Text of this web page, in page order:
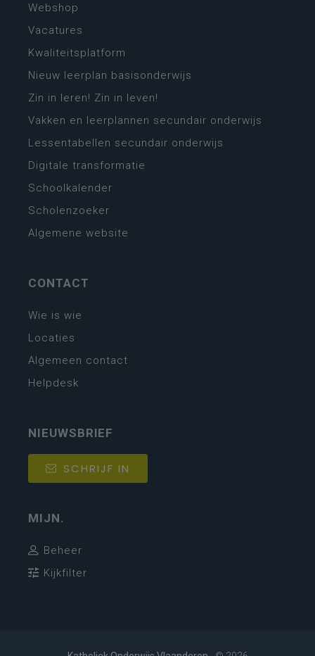
Webshop
Vacatures
Kwaliteitsplatform
Nieuw leerplan basisonderwijs
Zin in leren! Zin in leven!
Vakken en leerplannen secundair onderwijs
Lessentabellen secundair onderwijs
Digitale transformatie
Schoolkalender
Scholenzoeker
Algemene website
CONTACT
Wie is wie
Locaties
Algemeen contact
Helpdesk
NIEUWSBRIEF
SCHRIJF IN
MIJN.
Beheer
Kijkfilter